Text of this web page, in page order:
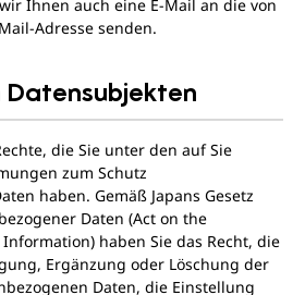
Ihnen auch eine E-Mail an die von
Adresse senden.
Datensubjekten
die Sie unter den auf Sie
zum Schutz
haben. Gemäß Japans Gesetz
Daten (Act on the
haben Sie das Recht, die
Ergänzung oder Löschung der
Daten, die Einstellung